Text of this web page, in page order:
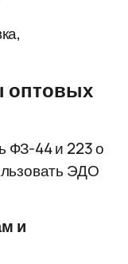
оптовых
ФЗ-44 и 223 о
ЭДО
и